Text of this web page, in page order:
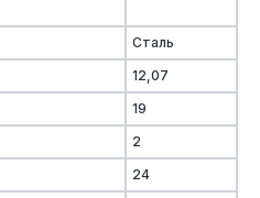
Сталь
12,07
19
2
24